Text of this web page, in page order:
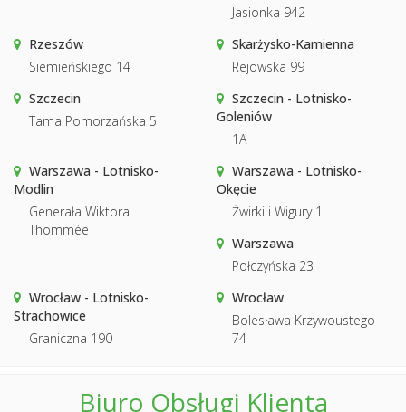
Jasionka 942
Rzeszów
Siemieńskiego 14
Skarżysko-Kamienna
Rejowska 99
Szczecin
Tama Pomorzańska 5
Szczecin - Lotnisko-
Goleniów
1A
Warszawa - Lotnisko-
Modlin
Generała Wiktora
Thommée
Warszawa - Lotnisko-
Okęcie
Żwirki i Wigury 1
Warszawa
Połczyńska 23
Wrocław - Lotnisko-
Strachowice
Graniczna 190
Wrocław
Bolesława Krzywoustego
74
Biuro Obsługi Klienta